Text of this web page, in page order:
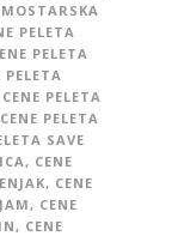
MOSTARSKA
PELETA
PELETA
PELETA
CENE PELETA
CENE PELETA
SAVE
, CENE
, CENE
, CENE
, CENE